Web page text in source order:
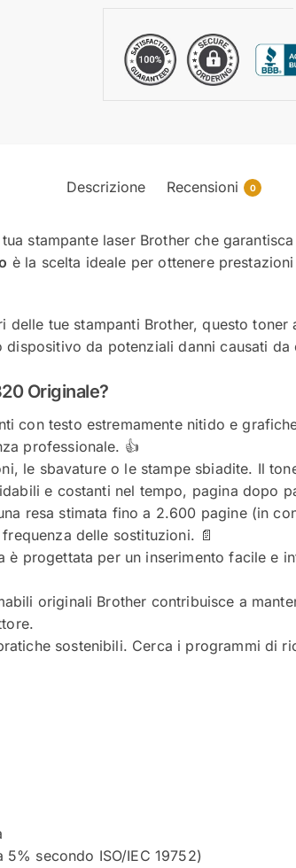
Descrizione Recensioni 0
stampante laser Brother che
è la scelta ideale per ottenere
tue stampanti Brother, questo
da potenziali danni causati da
Originale?
con testo estremamente nitido e
professionale. 👍
le sbavature o le stampe sbiadite. Il
e costanti nel tempo, pagina dopo
resa stimata fino a 2.600 pagine (in
delle sostituzioni. 📄
è progettata per un inserimento facile e
originali Brother contribuisce a
sostenibili. Cerca i programmi di
secondo ISO/IEC 19752)